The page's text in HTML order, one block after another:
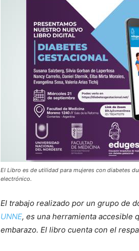
El Libro es de utilidad para mujeres con diabetes
electrónico.
El trabajo realizado por un grupo de
UNNE, es una herramienta accesible
embarazo. El libro cuenta con el